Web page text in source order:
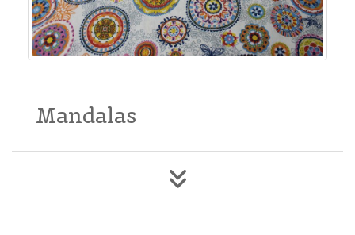
Mandalas